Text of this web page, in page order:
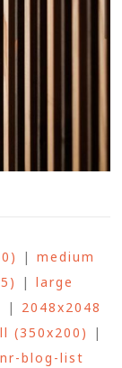
|medium
|large
| 2048x2048
(350x200)
|
blog-list